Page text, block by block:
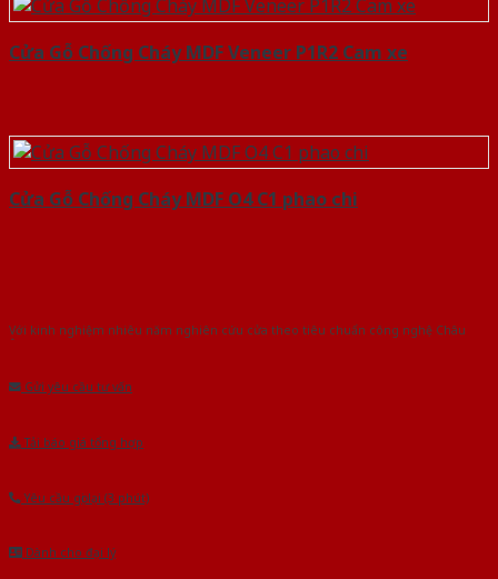
Cửa Gỗ Chống Cháy MDF Veneer P1R2 Cam xe
Cửa Gỗ Chống Cháy MDF O4 C1 phao chi
Với kinh nghiệm nhiêu năm nghiên cứu cửa theo tiêu chuẩn công nghệ Châu
Gửi yêu cầu tư vấn
Tải báo giá tổng hợp
Yêu cầu gọi lại (3 phút)
Dành cho đại lý